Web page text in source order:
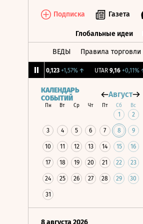
Подписка Газета
Глобальные идеи
ВЕДЫ Правила торговли
0,123 +1,57%↑ UTAR 9,16 +0,11%↑
КАЛЕНДАРЬ
СОБЫТИЙ
Август
Пн Вт Ср Чт Пт Сб Вс
1 2
3 4 5 6 7 8 9
10 11 12 13 14 15 16
17 18 19 20 21 22 23
24 25 26 27 28 29 30
31
8 августа 2026